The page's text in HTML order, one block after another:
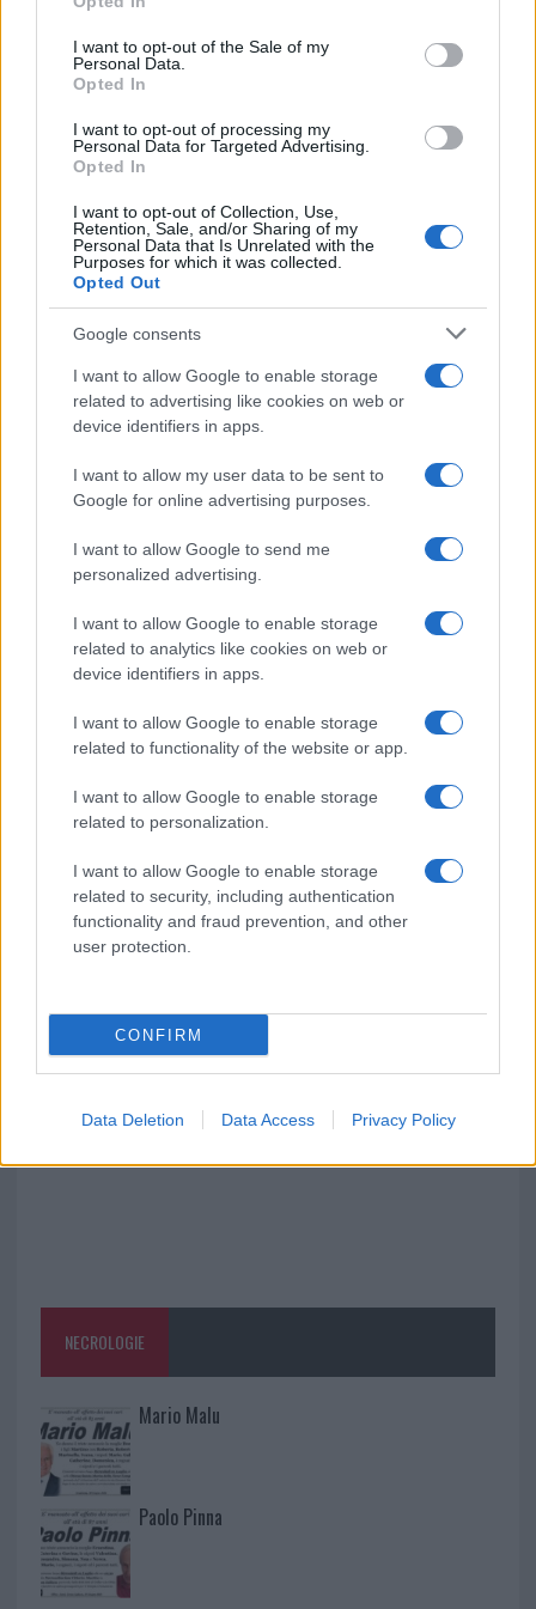
use your data for below specified purposes in below Google
consent section.
I want to opt-out of the Sale of my
Personal Data.
Opted In
I want to opt-out of processing my
Personal Data for Targeted Advertising.
Opted In
I want to opt-out of Collection, Use,
Retention, Sale, and/or Sharing of my
Personal Data that Is Unrelated with the
Purposes for which it was collected.
Opted Out
Google consents
I want to allow Google to enable storage
related to advertising like cookies on web or
device identifiers in apps.
I want to allow my user data to be sent to
Google for online advertising purposes.
I want to allow Google to send me
personalized advertising.
I want to allow Google to enable storage
related to analytics like cookies on web or
device identifiers in apps.
I want to allow Google to enable storage
related to functionality of the website or app.
I want to allow Google to enable storage
related to personalization.
I want to allow Google to enable storage
related to security, including authentication
functionality and fraud prevention, and other
user protection.
CONFIRM
Data Deletion Data Access Privacy Policy
Condividi l'articolo
F
a
ce
b
o
o
k
T
w
te
r
Pi
n
re
st
W
h
s
A
p
S
h
re
Prossimo articolo
NOTIZIE RECENTI
Controlli rafforzati in Costa Smeralda, 20
arresti e 135 denunce
Tre milioni di euro dalla Provincia Gallura per
Arzachena
un ferito
Sangue, musica e solidarietà con Avis Olbia al
Delta Center
Meteo Olbia 9 agosto, temperature in calo
va avanti: “Sicilia, ci sono”
NECROLOGIE
Mario Malu
Paolo Pinna